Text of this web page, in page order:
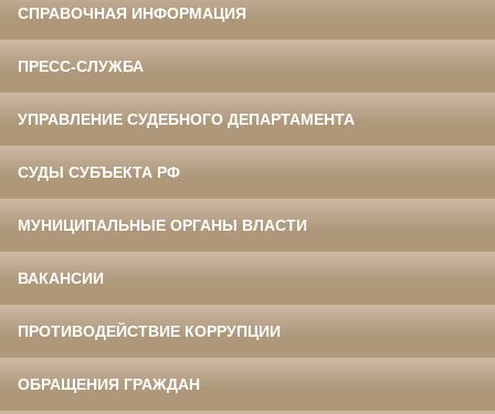
СПРАВОЧНАЯ ИНФОРМАЦИЯ
ПРЕСС-СЛУЖБА
УПРАВЛЕНИЕ СУДЕБНОГО ДЕПАРТАМЕНТА
СУДЫ СУБЪЕКТА РФ
МУНИЦИПАЛЬНЫЕ ОРГАНЫ ВЛАСТИ
ВАКАНСИИ
ПРОТИВОДЕЙСТВИЕ КОРРУПЦИИ
ОБРАЩЕНИЯ ГРАЖДАН